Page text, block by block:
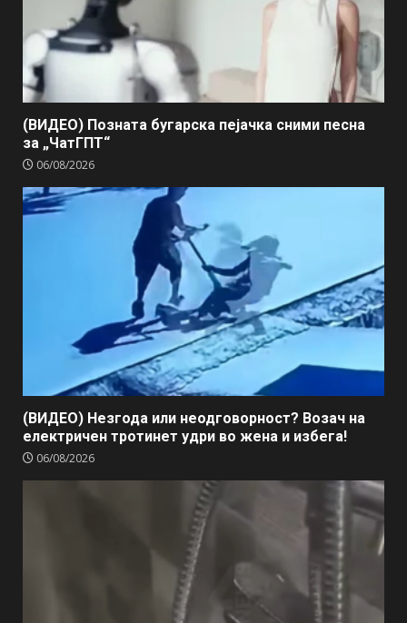
(ВИДЕО) Позната бугарска пејачка сними песна
за „ЧатГПТ“
06/08/2026
(ВИДЕО) Незгода или неодговорност? Возач на
електричен тротинет удри во жена и избега!
06/08/2026